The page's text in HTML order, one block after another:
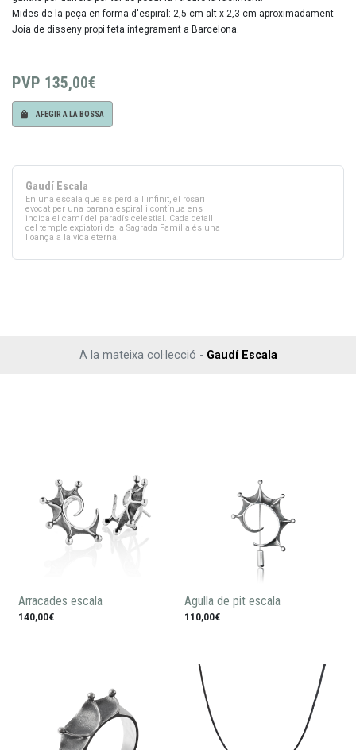
Mides de la peça en forma d'espiral: 2,5 cm alt x 2,3 cm aproximadament
Joia de disseny propi feta íntegrament a Barcelona.
PVP 135,00€
AFEGIR A LA BOSSA
Gaudí Escala
En una escala que es perd a l'infinit, el rosari
evocat per una barana espiral i contínua ens
indica el camí del paradís celestial. Cada detall
del temple expiatori de la Sagrada Família és una
lloança a la vida eterna.
A la mateixa col·lecció - Gaudí Escala
Arracades escala
140,00€
Agulla de pit escala
110,00€